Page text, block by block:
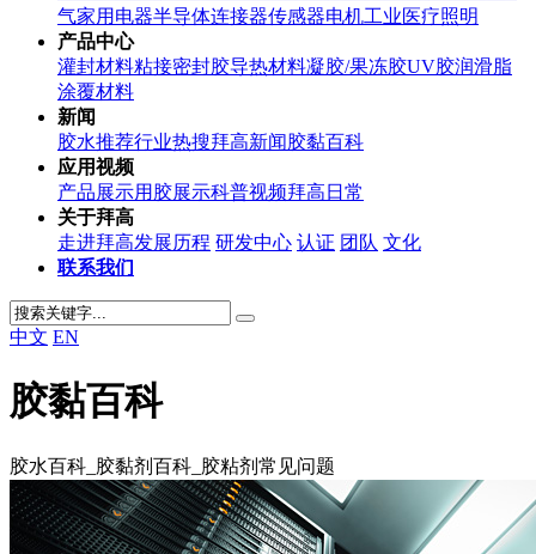
气家用电器半导体连接器传感器电机工业医疗照明
产品中心
灌封材料粘接密封胶导热材料凝胶/果冻胶UV胶润滑脂
涂覆材料
新闻
胶水推荐行业热搜拜高新闻胶黏百科
应用视频
产品展示用胶展示科普视频拜高日常
关于拜高
走进拜高发展历程 研发中心 认证 团队 文化
联系我们
中文 EN
胶黏百科
胶水百科_胶黏剂百科_胶粘剂常见问题